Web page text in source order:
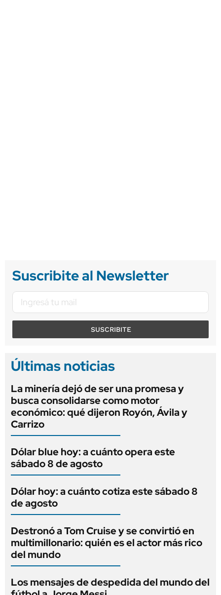
Suscribite al Newsletter
SUSCRIBITE
Últimas noticias
La minería dejó de ser una promesa y
busca consolidarse como motor
económico: qué dijeron Royón, Ávila y
Carrizo
Dólar blue hoy: a cuánto opera este
sábado 8 de agosto
Dólar hoy: a cuánto cotiza este sábado 8
de agosto
Destronó a Tom Cruise y se convirtió en
multimillonario: quién es el actor más rico
del mundo
Los mensajes de despedida del mundo del